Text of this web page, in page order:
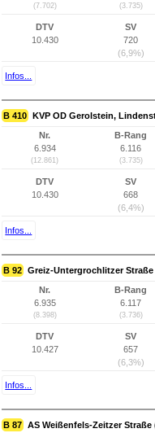
(7.702) (3.735)
DTV
10.430
SV
720
(6,9%)
Infos...
B 410 KVP OD Gerolstein,
Nr.
6.934
(12.861)
B-Rang
6.116
(3.735)
DTV
10.430
SV
668
(6,4%)
Infos...
B 92 Greiz-Untergrochlitzer Straße
Nr.
6.935
(8.398)
B-Rang
6.117
(3.736)
DTV
10.427
SV
657
(6,3%)
Infos...
B 87 AS Weißenfels-Zeitzer